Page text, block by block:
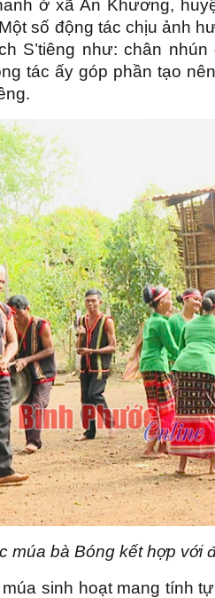
ở xã An Khương,
số động tác chịu ảnh
S’tiêng như: chân
tác ấy góp phần tạo
múa bà Bóng kết hợp với
sinh hoạt mang tính